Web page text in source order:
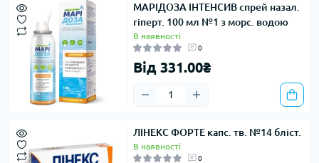
МАРІДОЗА ІНТЕНСИВ спрей назал.
гіперт. 100 мл №1 з морс. водою
В наявності
0
Від 331.00₴
ЛІНЕКС ФОРТЕ капс. тв. №14 бліст.
В наявності
0